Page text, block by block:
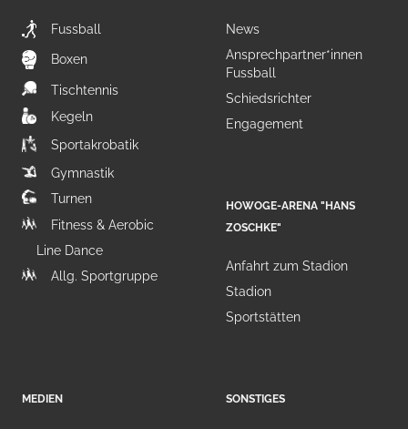
Fussball
Boxen
Tischtennis
Kegeln
Sportakrobatik
Gymnastik
Turnen
Fitness & Aerobic
Line Dance
Allg. Sportgruppe
News
Ansprechpartner*innen
Fussball
Schiedsrichter
Engagement
HOWOGE-ARENA "HANS
ZOSCHKE"
Anfahrt zum Stadion
Stadion
Sportstätten
MEDIEN SONSTIGES